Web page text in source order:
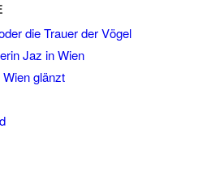
die Trauer der Vögel
Jaz in Wien
glänzt